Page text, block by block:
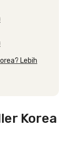
Lebih
Korea